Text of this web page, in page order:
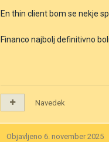
En thin client bom se nekje
Financo najbolj definitivno
Navedek
Objavljeno 6. november 2025